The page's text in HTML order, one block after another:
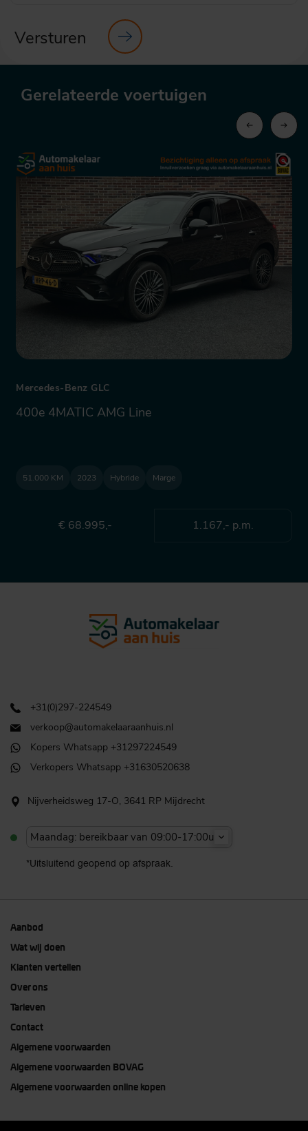
Versturen
Gerelateerde voertuigen
Mercedes-Benz GLC
400e 4MATIC AMG Line
51.000 KM 2023 Hybride Marge
€ 68.995,- 1.167,- p.m.
+31(0)297-224549
verkoop@automakelaaraanhuis.nl
Kopers Whatsapp +31297224549
Verkopers Whatsapp +31630520638
Nijverheidsweg 17-O, 3641 RP Mijdrecht
Maandag: bereikbaar van 09:00-17:00u
*Uitsluitend geopend op afspraak.
Aanbod
Wat wij doen
Klanten vertellen
Over ons
Tarieven
Contact
Algemene voorwaarden
Algemene voorwaarden BOVAG
Algemene voorwaarden online kopen